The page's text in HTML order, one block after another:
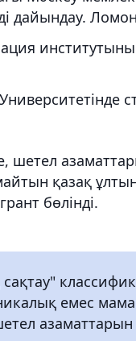
дайындау.
шетел
қазақ
бөлінді.
емес
азаматтарын